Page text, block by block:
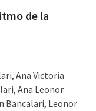
de la
Ana Victoria
Ana Leonor
Bancalari, Leonor